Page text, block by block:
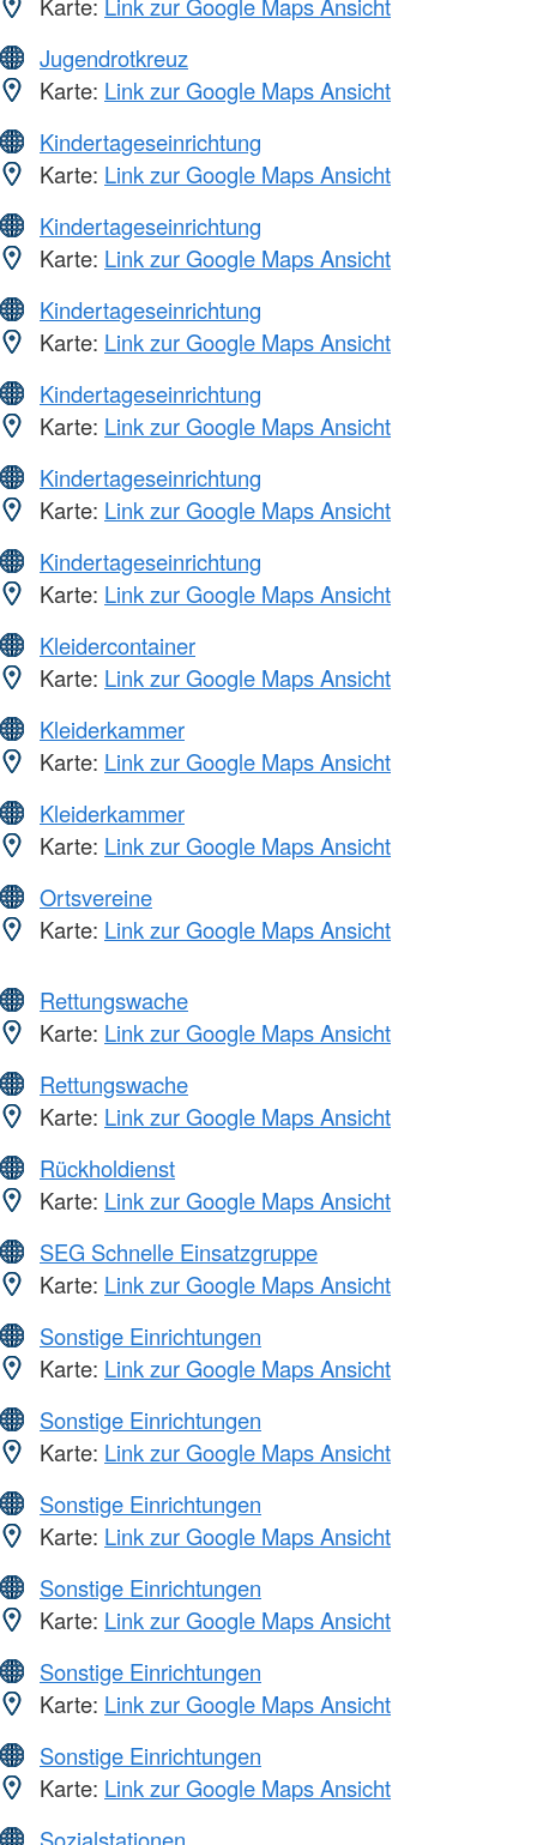
Karte: Link zur Google Maps Ansicht
Jugendrotkreuz
Karte: Link zur Google Maps Ansicht
Kindertageseinrichtung
Karte: Link zur Google Maps Ansicht
Kindertageseinrichtung
Karte: Link zur Google Maps Ansicht
Kindertageseinrichtung
Karte: Link zur Google Maps Ansicht
Kindertageseinrichtung
Karte: Link zur Google Maps Ansicht
Kindertageseinrichtung
Karte: Link zur Google Maps Ansicht
Kindertageseinrichtung
Karte: Link zur Google Maps Ansicht
Kleidercontainer
Karte: Link zur Google Maps Ansicht
Kleiderkammer
Karte: Link zur Google Maps Ansicht
Kleiderkammer
Karte: Link zur Google Maps Ansicht
Ortsvereine
Karte: Link zur Google Maps Ansicht
Rettungswache
Karte: Link zur Google Maps Ansicht
Rettungswache
Karte: Link zur Google Maps Ansicht
Rückholdienst
Karte: Link zur Google Maps Ansicht
SEG Schnelle Einsatzgruppe
Karte: Link zur Google Maps Ansicht
Sonstige Einrichtungen
Karte: Link zur Google Maps Ansicht
Sonstige Einrichtungen
Karte: Link zur Google Maps Ansicht
Sonstige Einrichtungen
Karte: Link zur Google Maps Ansicht
Sonstige Einrichtungen
Karte: Link zur Google Maps Ansicht
Sonstige Einrichtungen
Karte: Link zur Google Maps Ansicht
Sonstige Einrichtungen
Karte: Link zur Google Maps Ansicht